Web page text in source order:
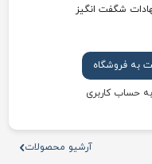
شگفت انگیز
به فروشگاه
حساب کاربری
آرشیو محصولات